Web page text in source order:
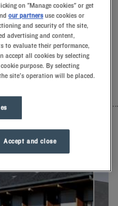
de
exclusiva de nuestra
forma.Y, para empezar
la diferencia de
yogurt helado para
razones para volver!
on "Manage cookies" or get
our partners use cookies or
and security of the site,
advertising and content,
to evaluate their performance,
accept all cookies by selecting
purpose. By selecting
site's operation will be placed.
Accept and close